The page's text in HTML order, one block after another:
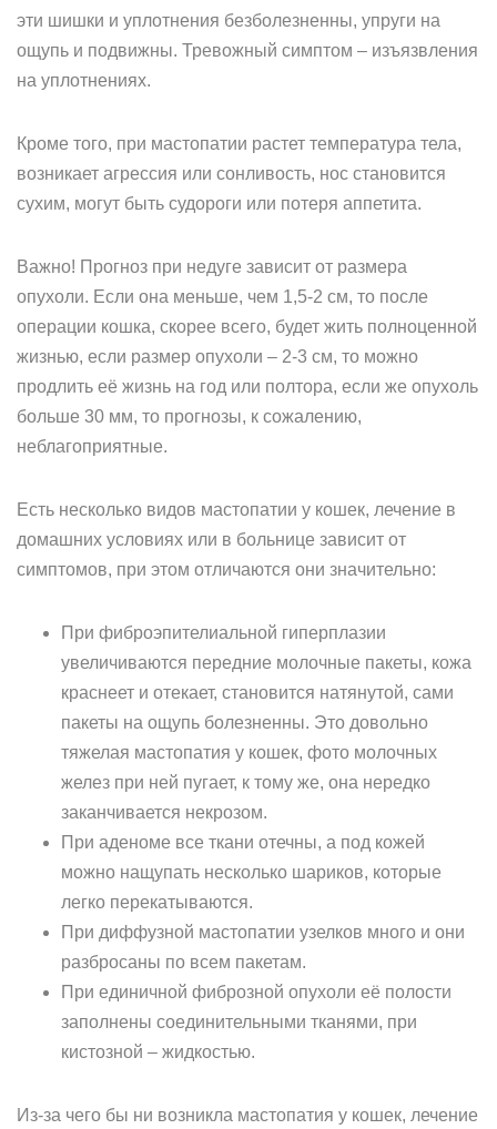
эти шишки и уплотнения безболезненны, упруги на
ощупь и подвижны. Тревожный симптом – изъязвления
на уплотнениях.
Кроме того, при мастопатии растет температура тела,
возникает агрессия или сонливость, нос становится
сухим, могут быть судороги или потеря аппетита.
Важно! Прогноз при недуге зависит от размера
опухоли. Если она меньше, чем 1,5-2 см, то после
операции кошка, скорее всего, будет жить полноценной
жизнью, если размер опухоли – 2-3 см, то можно
продлить её жизнь на год или полтора, если же опухоль
больше 30 мм, то прогнозы, к сожалению,
неблагоприятные.
Есть несколько видов мастопатии у кошек, лечение в
домашних условиях или в больнице зависит от
симптомов, при этом отличаются они значительно:
При фиброэпителиальной гиперплазии
увеличиваются передние молочные пакеты, кожа
краснеет и отекает, становится натянутой, сами
пакеты на ощупь болезненны. Это довольно
тяжелая мастопатия у кошек, фото молочных
желез при ней пугает, к тому же, она нередко
заканчивается некрозом.
При аденоме все ткани отечны, а под кожей
можно нащупать несколько шариков, которые
легко перекатываются.
При диффузной мастопатии узелков много и они
разбросаны по всем пакетам.
При единичной фиброзной опухоли её полости
заполнены соединительными тканями, при
кистозной – жидкостью.
Из-за чего бы ни возникла мастопатия у кошек, лечение